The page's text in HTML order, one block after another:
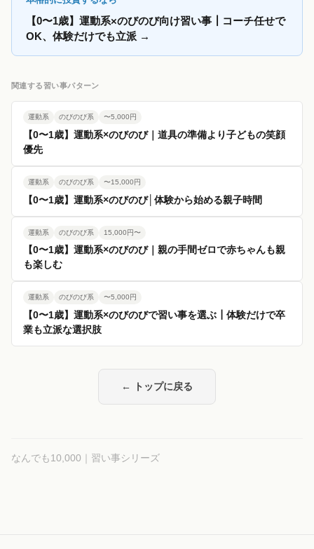
【0〜1歳】運動系×のびのび向け習い事┃コーチ任せで
OK、体験だけでも立派 →
関連する習い事パターン
運動系 のびのび系 〜5,000円
【0〜1歳】運動系×のびのび｜道具の準備より子どもの笑顔
優先
運動系 のびのび系 〜15,000円
【0〜1歳】運動系×のびのび│体験から始める親子時間
運動系 のびのび系 15,000円〜
【0〜1歳】運動系×のびのび｜親の手間ゼロで赤ちゃんも親
も楽しむ
運動系 のびのび系 〜5,000円
【0〜1歳】運動系×のびのびで習い事を選ぶ┃体験だけで卒
業も立派な選択肢
← トップに戻る
なんでも10,000｜習い事シリーズ